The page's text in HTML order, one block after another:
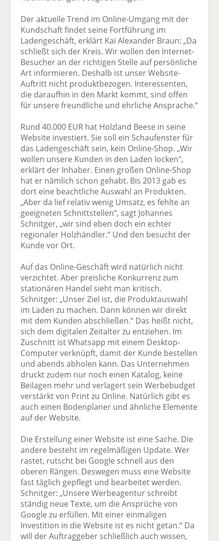
Der aktuelle Trend im Online-Umgang mit der
Kundschaft findet seine Fortführung im
Ladengeschäft, erklärt Kai Alexander Braun: „Da
schließt sich der Kreis. Wir wollen den Internet-
Besucher an der richtigen Stelle auf persönliche
Art informieren. Deshalb ist unser Website-
Auftritt nicht produktbezogen. Interessenten,
die daraufhin in den Markt kommt, sind offen
für unsere freundliche und ehrliche Ansprache.“
Rund 40.000 EUR hat Holzland Beese in seine
Website investiert. Sie soll ein Schaufenster für
das Ladengeschäft sein, kein Online-Shop. „Wir
wollen unsere Kunden in den Laden locken",
erklärt der Inhaber. Einen großen Online-Shop
hat er nämlich schon gehabt. Bis 2013 gab es
dort eine beachtliche Auswahl an Produkten.
„Aber da lief relativ wenig Umsatz, es fehlte an
geeigneten Schnittstellen“, sagt Johannes
Schnitger, „wir sind eben doch ein echter
regionaler Holzhändler.“ Und den besucht der
Kunde vor Ort.
Auf das Online-Geschäft wird natürlich nicht
verzichtet. Aber preisliche Konkurrenz zum
stationären Handel sieht man kritisch.
Schnitger: „Unser Ziel ist, die Produktauswahl
im Laden zu machen. Dann können wir direkt
mit dem Kunden abschließen.“ Das heißt nicht,
sich dem digitalen Zeitalter zu entziehen. Im
Zuschnitt ist Whatsapp mit einem Desktop-
Computer verknüpft, damit der Kunde bestellen
und abends abholen kann. Das Unternehmen
druckt zudem nur noch einen Katalog, keine
Beilagen mehr und verlagert sein Werbebudget
verstärkt von Print zu Online. Natürlich gibt es
auch einen Bodenplaner und ähnliche Elemente
auf der Website.
Die Erstellung einer Website ist eine Sache. Die
andere besteht im regelmäßigen Update. Wer
rastet, rutscht bei Google schnell aus den
oberen Rängen. Deswegen muss eine Website
fast täglich gepflegt und bearbeitet werden.
Schnitger: „Unsere Werbeagentur schreibt
ständig neue Texte, um die Ansprüche von
Google zu erfüllen. Mit einer einmaligen
Investition in die Website ist es nicht getan.“ Da
will der Auftraggeber schließlich auch wissen,